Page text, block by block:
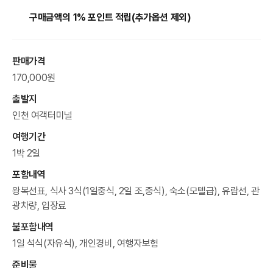
구매금액의 1% 포인트 적립(추가옵션 제외)
판매가격
170,000원
출발지
인천 여객터미널
여행기간
1박 2일
포함내역
왕복선표, 식사 3식(1일중식, 2일 조,중식), 숙소(모텔급), 유람선, 관
광차량, 입장료
불포함내역
1일 석식(자유식), 개인경비, 여행자보험
준비물